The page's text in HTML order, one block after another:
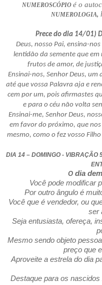
NUMEROSCÓPIO é o
NUMEROLOGIA,
Prece do dia 14/01)
Deus, nosso Pai, ensina-
lentidão da semente que em
frutos de amor, de
Ensinai-nos, Senhor Deus, um
até que vossa Palavra aja e
cem por um, pois afirmastes
e para o céu não volta
Ensinai-me, Senhor Deus,
em favor do próximo, que
mesmo, como o fez vosso
DIA 14 – DOMINGO - VIBRAÇÃO
O dia
Você pode modificar
Por outro ângulo é
Você que é vendedor, ou
ser
Seja entusiasta, ofereça,
Mesmo sendo objeto
preço que
Aproveite a estrela do dia
Destaque para os